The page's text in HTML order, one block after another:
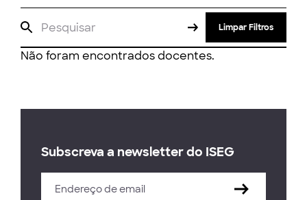
Limpar Filtros
Não foram encontrados docentes.
Subscreva a newsletter do ISEG